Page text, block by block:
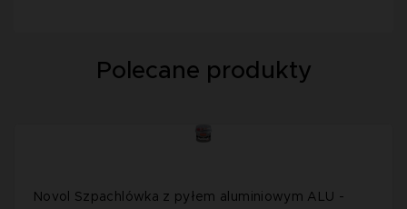
Polecane produkty
Novol Szpachlówka z pyłem aluminiowym ALU -